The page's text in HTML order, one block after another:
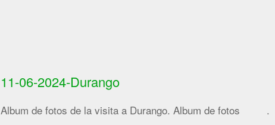
11-06-2024-Durango
Album de fotos de la visita a Durango. Album de fotos .